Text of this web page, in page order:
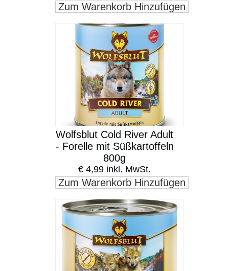
Zum Warenkorb Hinzufügen
Wolfsblut Cold River Adult
- Forelle mit Süßkartoffeln
800g
€ 4,99 inkl. MwSt.
Zum Warenkorb Hinzufügen